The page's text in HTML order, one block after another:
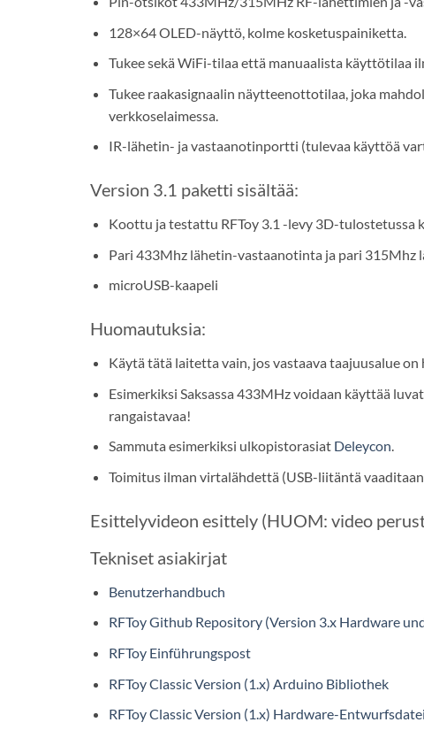
128×64 OLED-näyttö, kolme kosketuspainiketta.
Tukee sekä WiFi-tilaa että manuaalista käyttötilaa
Tukee raakasignaalin näytteenottotilaa, joka
verkkoselaimessa.
IR-lähetin- ja vastaanotinportti (tulevaa käyttöä
Version 3.1 paketti sisältää:
Koottu ja testattu RFToy 3.1 -levy 3D-tulostetussa
Pari 433Mhz lähetin-vastaanotinta ja pari 315Mhz
microUSB-kaapeli
Huomautuksia:
Käytä tätä laitetta vain, jos vastaava taajuusalue
Esimerkiksi Saksassa 433MHz voidaan käyttää
rangaistavaa!
Sammuta esimerkiksi ulkopistorasiat Deleycon.
Toimitus ilman virtalähdettä (USB-liitäntä
Esittelyvideon esittely (HUOM: video
Tekniset asiakirjat
Benutzerhandbuch
RFToy Github Repository (Version 3.x Hardware
RFToy Einführungspost
RFToy Classic Version (1.x) Arduino Bibliothek
RFToy Classic Version (1.x) Hardware-